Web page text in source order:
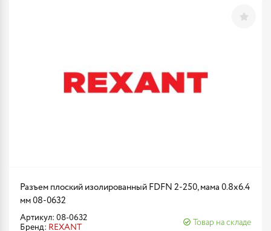
Разъем плоский изолированный FDFN 2-250, мама 0.8x6.4
мм 08-0632
Артикул: 08-0632
Бренд: REXANT
Товар на складе